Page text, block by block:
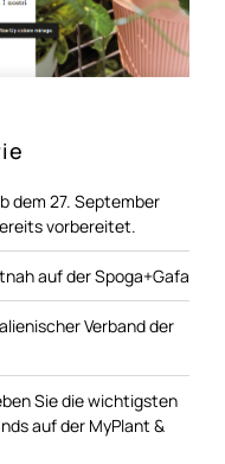
dem 27. September
vorbereitet.
auf der Spoga+Gafa
Verband der
Sie die wichtigsten
auf der MyPlant &